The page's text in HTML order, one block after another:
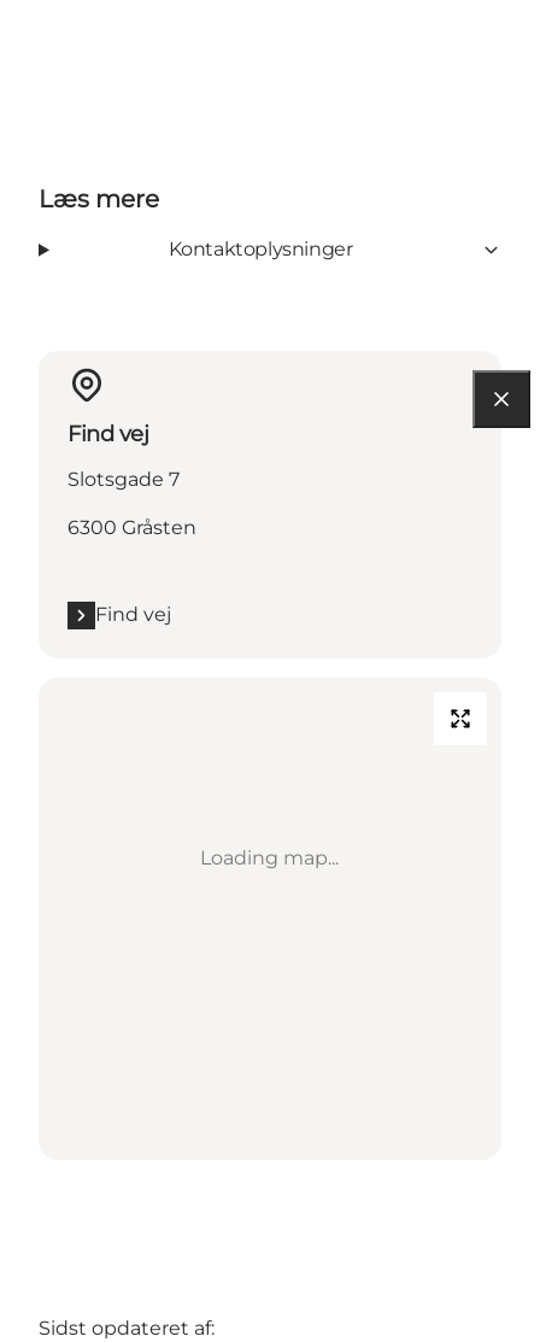
Læs mere
Kontaktoplysninger
Find vej
Slotsgade 7
6300 Gråsten
Find vej
Loading map...
Sidst opdateret af: